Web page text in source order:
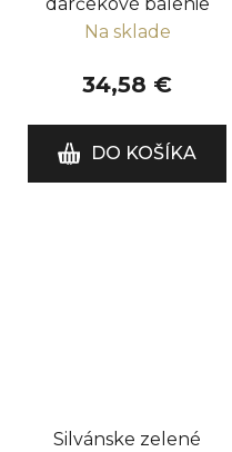
Na sklade
34,58 €
DO KOŠÍKA
Silvánske zelené